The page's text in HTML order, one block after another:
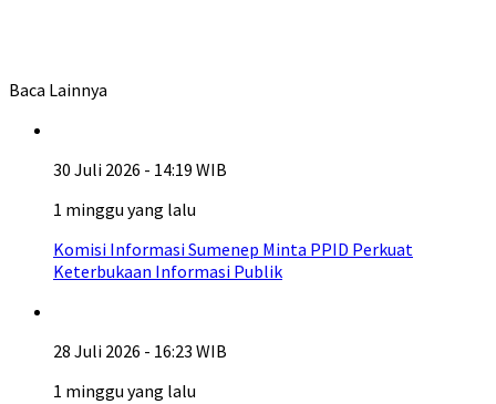
Baca Lainnya
30 Juli 2026 - 14:19 WIB
1 minggu yang lalu
Komisi Informasi Sumenep Minta PPID Perkuat
Keterbukaan Informasi Publik
28 Juli 2026 - 16:23 WIB
1 minggu yang lalu